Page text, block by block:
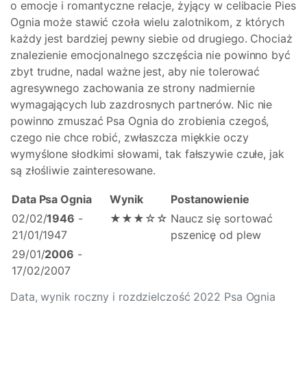
o emocje i romantyczne relacje, żyjący w celibacie Pies
Ognia może stawić czoła wielu zalotnikom, z których
każdy jest bardziej pewny siebie od drugiego. Chociaż
znalezienie emocjonalnego szczęścia nie powinno być
zbyt trudne, nadal ważne jest, aby nie tolerować
agresywnego zachowania ze strony nadmiernie
wymagających lub zazdrosnych partnerów. Nic nie
powinno zmuszać Psa Ognia do zrobienia czegoś,
czego nie chce robić, zwłaszcza miękkie oczy
wymyślone słodkimi słowami, tak fałszywie czułe, jak
są złośliwie zainteresowane.
Data, wynik roczny i rozdzielczość 2022 Psa Ognia
Data Psa Ognia Wynik
Postanowienie
02/02/1946 -
21/01/1947
★★★☆☆ Naucz się sortować
pszenicę od plew
29/01/2006 -
17/02/2007